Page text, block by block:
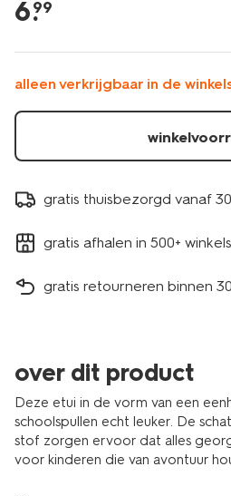
eenhoorn-
6.
99
alleen verkrijgbaar in de
gratis thuisbezorgd vanaf
gratis afhalen in 500+
gratis retourneren binnen
over dit product
Deze etui in de vorm van een
schoolspullen echt leuker. De
stof zorgen ervoor dat alles
voor kinderen die van avontuur